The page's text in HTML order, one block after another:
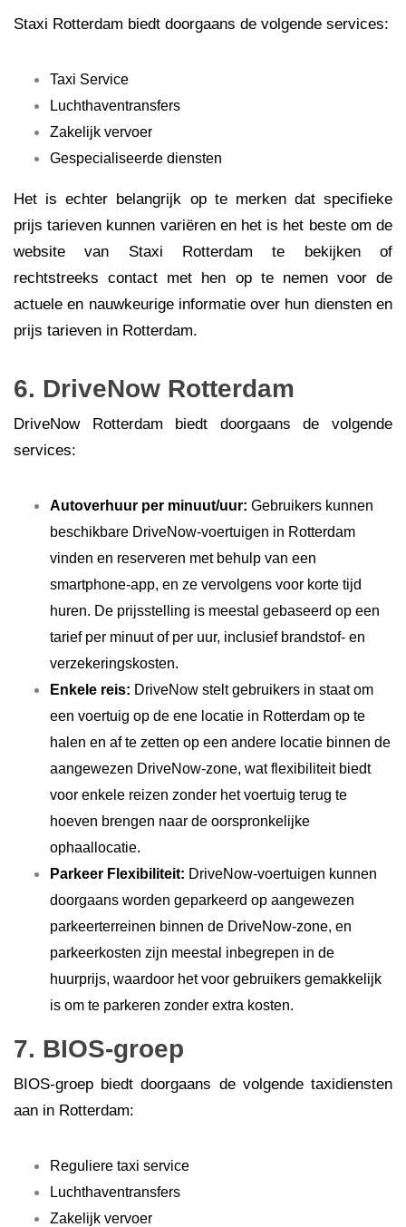
Staxi Rotterdam biedt doorgaans de volgende services:
Taxi Service
Luchthaventransfers
Zakelijk vervoer
Gespecialiseerde diensten
Het is echter belangrijk op te merken dat specifieke
prijs tarieven kunnen variëren en het is het beste om de
website van Staxi Rotterdam te bekijken of
rechtstreeks contact met hen op te nemen voor de
actuele en nauwkeurige informatie over hun diensten en
prijs tarieven in Rotterdam.
6. DriveNow Rotterdam
DriveNow Rotterdam biedt doorgaans de volgende
services:
Autoverhuur per minuut/uur: Gebruikers kunnen
beschikbare DriveNow-voertuigen in Rotterdam
vinden en reserveren met behulp van een
smartphone-app, en ze vervolgens voor korte tijd
huren. De prijsstelling is meestal gebaseerd op een
tarief per minuut of per uur, inclusief brandstof- en
verzekeringskosten.
Enkele reis: DriveNow stelt gebruikers in staat om
een ​​voertuig op de ene locatie in Rotterdam op te
halen en af ​​te zetten op een andere locatie binnen de
aangewezen DriveNow-zone, wat flexibiliteit biedt
voor enkele reizen zonder het voertuig terug te
hoeven brengen naar de oorspronkelijke
ophaallocatie.
Parkeer Flexibiliteit: DriveNow-voertuigen kunnen
doorgaans worden geparkeerd op aangewezen
parkeerterreinen binnen de DriveNow-zone, en
parkeerkosten zijn meestal inbegrepen in de
huurprijs, waardoor het voor gebruikers gemakkelijk
is om te parkeren zonder extra kosten.
7. BIOS-groep
BIOS-groep biedt doorgaans de volgende taxidiensten
aan in Rotterdam:
Reguliere taxi service
Luchthaventransfers
Zakelijk vervoer